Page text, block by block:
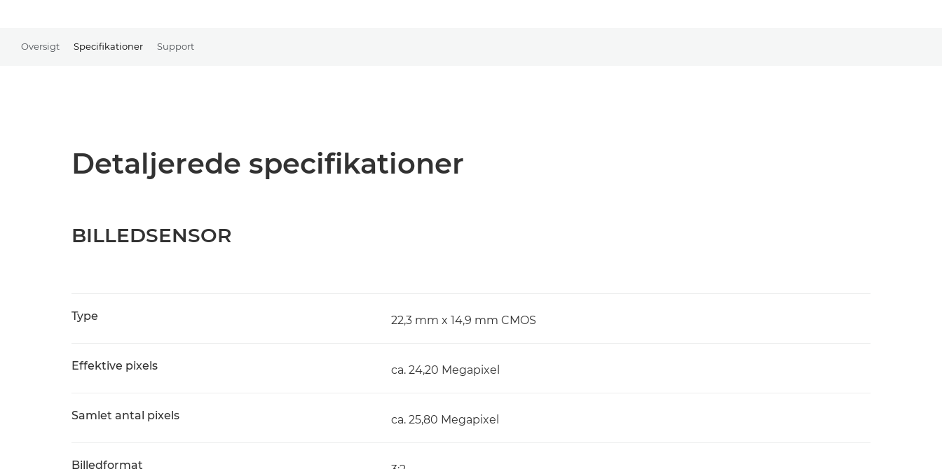
Oversigt Specifikationer Support
Detaljerede specifikationer
BILLEDSENSOR
Type 22,3 mm x 14,9 mm CMOS
Effektive pixels ca. 24,20 Megapixel
Samlet antal pixels ca. 25,80 Megapixel
Billedformat